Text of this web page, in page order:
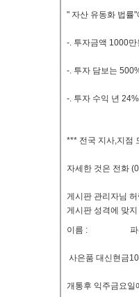
" 자산 유동화 법률
-. 투자금액 1000만
-. 투자 담보는
-. 투자 수익 년
*** 전국 지사,지점
자세한 것은 전화
게시판 관리자님
게시판 성격에 맞
이름 :
사은품 대신현금
개통후 익주금요일